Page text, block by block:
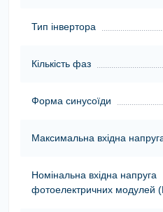
Тип інвертора
Кількість фаз
Форма синусоїди
Максимальна вхідна
Номінальна вхідна напруга
фотоелектричних модулей